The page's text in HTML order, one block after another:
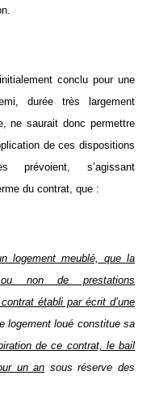
conclu pour une
durée très largement
ne saurait donc permettre
de ces dispositions
prévoient, s’agissant
du contrat, que :
logement meublé, que la
ou non de prestations
établi par écrit d’une
logement loué constitue sa
de ce contrat, le bail
un an sous réserve des